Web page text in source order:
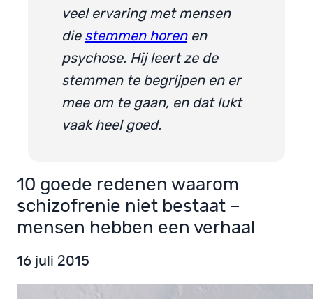
veel ervaring met mensen
die stemmen horenen
psychose. Hij leert ze de
stemmen te begrijpen en er
mee om te gaan, en dat lukt
vaak heel goed.
10 goede redenen waarom
schizofrenie niet bestaat –
mensen hebben een verhaal
16 juli 2015